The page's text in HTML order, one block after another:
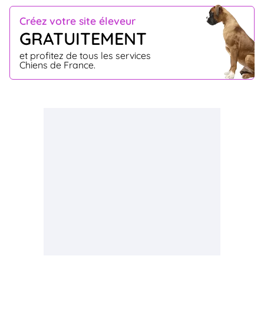
Créez votre site éleveur
GRATUITEMENT
et profitez de tous les services
Chiens de France.